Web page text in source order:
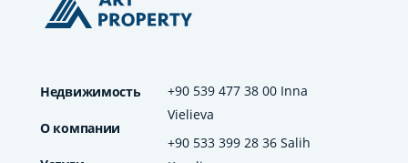
+90 539 477 38 00 Inna
Vielieva
+90 533 399 28 36 Salih
Недвижимость
О компании